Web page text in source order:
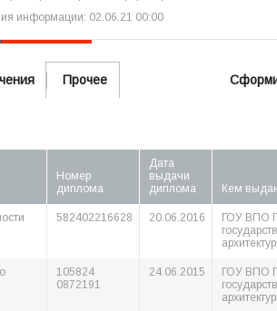
информации: 02.06.21 00:00
Прочее
Номер
диплома
Дата
выдачи
диплома
Кем
582402216628 20.06.2016
ГОУ ВПО
105824
0872191
24.06.2015
ГОУ ВПО